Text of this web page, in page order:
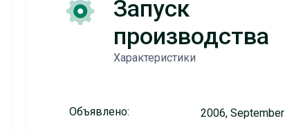
Запуск
производства
Характеристики
Объявлено: 2006, September